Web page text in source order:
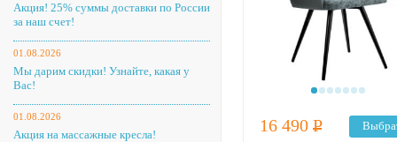
Акция! 25% суммы доставки по России
за наш счет!
01.08.2026
Мы дарим скидки! Узнайте, какая у
Вас!
01.08.2026
Акция на массажные кресла! 16 490 Р